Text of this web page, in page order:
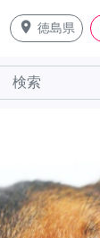
place 徳島県